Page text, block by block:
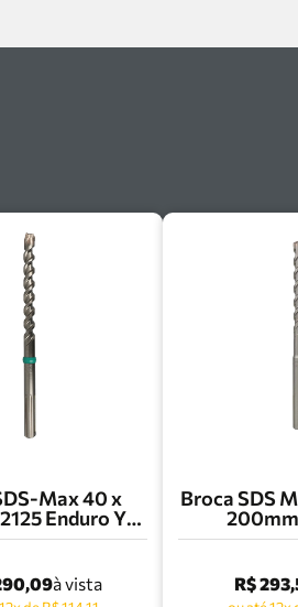
Max 40 x
Enduro Y-
- 22393 5
à vista
Broca SDS
R$